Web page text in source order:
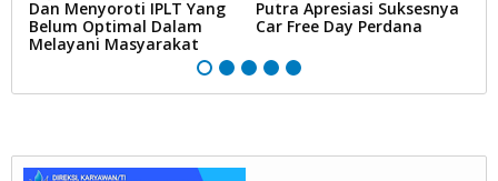
Dan Menyoroti IPLT Yang
Belum Optimal Dalam
Melayani Masyarakat
Putra Apresiasi Suksesnya
Car Free Day Perdana